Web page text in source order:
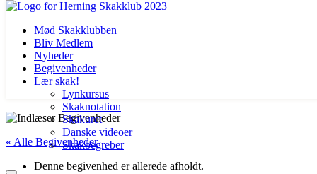
Videre
indhold
Mød Skakklubben
Bliv Medlem
Nyheder
Begivenheder
Lær skak!
Lynkursus
Skaknotation
Skakuret
Danske videoer
Skakbegreber
« Alle Begivenheder
Denne begivenhed er allerede afholdt.